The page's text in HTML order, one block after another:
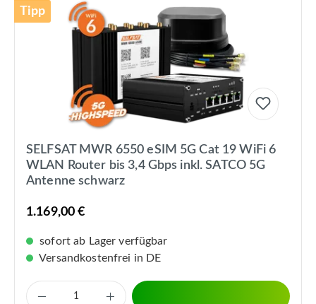
Tipp
SELFSAT MWR 6550 eSIM 5G Cat 19 WiFi 6
WLAN Router bis 3,4 Gbps inkl. SATCO 5G
Antenne schwarz
1.169,00 €
sofort ab Lager verfügbar
Versandkostenfrei in DE